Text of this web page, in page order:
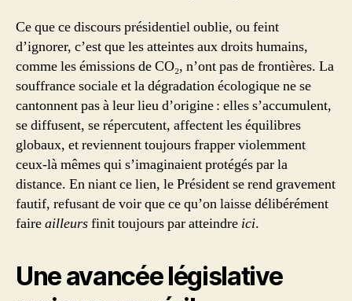
Ce que ce discours présidentiel oublie, ou feint
d’ignorer, c’est que les atteintes aux droits humains,
comme les émissions de CO₂, n’ont pas de frontières. La
souffrance sociale et la dégradation écologique ne se
cantonnent pas à leur lieu d’origine : elles s’accumulent,
se diffusent, se répercutent, affectent les équilibres
globaux, et reviennent toujours frapper violemment
ceux-là mêmes qui s’imaginaient protégés par la
distance. En niant ce lien, le Président se rend gravement
fautif, refusant de voir que ce qu’on laisse délibérément
faireailleursfinit toujours par atteindre ici.
Une avancée législative